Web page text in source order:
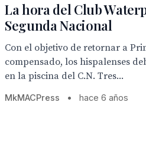
La hora del Club
Segunda Nacional
Con el objetivo de retornar a
compensado, los hispalenses
en la piscina del C.N. Tres...
MkMACPress • hace 6 años